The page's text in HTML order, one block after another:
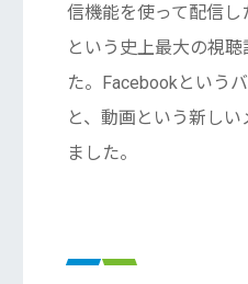
信機能を使って配信し
という史上最大の視
た。Facebookという
と、動画という新し
ました。